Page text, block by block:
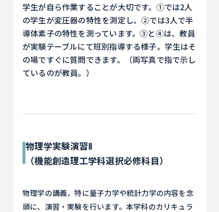
学生が自ら作業することが大切です。①では2人
の学生が変圧器の特性を測定し、②では3人で半
導体素子の特性を測っています。③と④は、教員
が実験テーブルにて班別指導する様子。学生はそ
の場ですぐに質問できます。（両写真で指で示し
ているのが教員。）
物理学実験演習Ⅱ
（機能創造理工学科選択必修科目）
物理学の講義，特に量子力学や統計力学の内容を念
頭に、演習・実験を行います。本学科のカリキュラ